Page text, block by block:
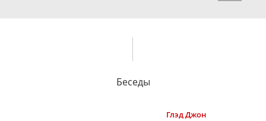
Беседы
ГлэдДжон